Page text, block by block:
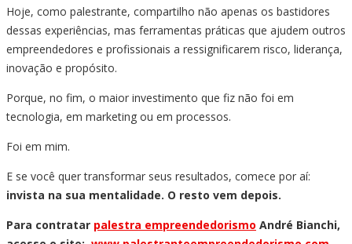
Hoje, como palestrante, compartilho não apenas os bastidores
dessas experiências, mas ferramentas práticas que ajudem outros
empreendedores e profissionais a ressignificarem risco, liderança,
inovação e propósito.
Porque, no fim, o maior investimento que fiz não foi em
tecnologia, em marketing ou em processos.
Foi em mim.
E se você quer transformar seus resultados, comece por aí:
invista na sua mentalidade. O resto vem depois.
Para contratar palestra empreendedorismo André Bianchi,